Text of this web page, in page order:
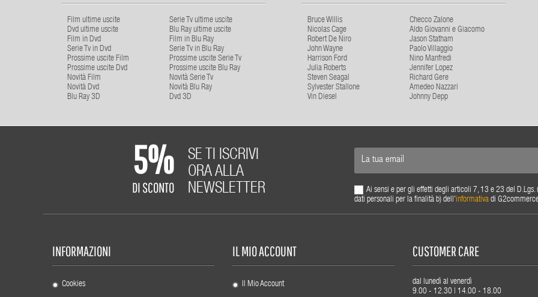
Film ultime uscite
Serie Tv ultime uscite
Dvd ultime uscite
Blu Ray ultime uscite
Film in Dvd
Film in Blu Ray
Serie Tv in Dvd
Serie Tv in Blu Ray
Prossime uscite Film
Prossime uscite Serie Tv
Prossime uscite Dvd
Prossime uscite Blu Ray
Novità Film
Novità Serie Tv
Novità Dvd
Novità Blu Ray
Blu Ray 3D
Dvd 3D
Bruce Willis
Checco Zalone
Nicolas Cage
Aldo Giovanni e Giacomo
Robert De Niro
Jason Statham
John Wayne
Paolo Villaggio
Harrison Ford
Nino Manfredi
Julia Roberts
Jennifer Lopez
Steven Seagal
Richard Gere
Sylvester Stallone
Amedeo Nazzari
Vin Diesel
Johnny Depp
5%
DI SCONTO
SE TI ISCRIVI
ORA ALLA
NEWSLETTER
Ai sensi e per gli effetti degli articoli 7, 13 e 23 del
dati personali per la finalità b) dell'informativadi
INFORMAZIONI
Cookies
IL MIO ACCOUNT
Il Mio Account
CUSTOMER CARE
dal lunedì al venerdì
9.00 - 12.30 | 14.00 - 18.00